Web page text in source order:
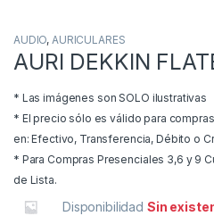
AUDIO,AURICULARES
AURI DEKKIN
* Las imágenes son SOLO ilustrativas
* El precio sólo es válido para
en: Efectivo, Transferencia, Débito o
* Para Compras Presenciales 3,6 y 9
de Lista.
Disponibilidad Sin